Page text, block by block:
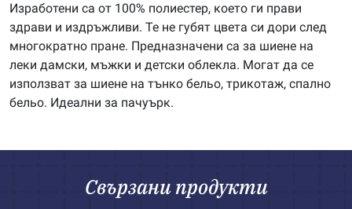
Изработени са от 100% полиестер, което ги прави
здрави и издръжливи. Те не губят цвета си дори след
многократно пране. Предназначени са за шиене на
леки дамски, мъжки и детски облекла. Могат да се
използват за шиене на тънко бельо, трикотаж, спално
бельо. Идеални за пачуърк.
Свързани продукти